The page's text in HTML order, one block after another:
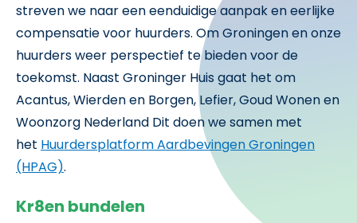
streven we naar een eenduidige aanpak en eerlijke
compensatie voor huurders. Om Groningen en onze
huurders weer perspectief te bieden voor de
toekomst. Naast Groninger Huis gaat het om
Acantus, Wierden en Borgen, Lefier, Goud Wonen en
Woonzorg Nederland Dit doen we samen met
het Huurdersplatform Aardbevingen Groningen
(HPAG).
Kr8en bundelen